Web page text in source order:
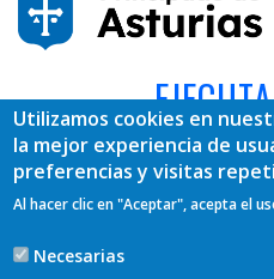
Utilizamos cookies en
la mejor experiencia de
preferencias y visitas
Al hacer clic en "Aceptar", acepta el
Necesarias